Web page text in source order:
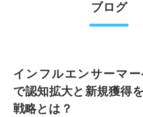
ブログ
インフルエンサーマ
で認知拡大と新規獲得
戦略とは？